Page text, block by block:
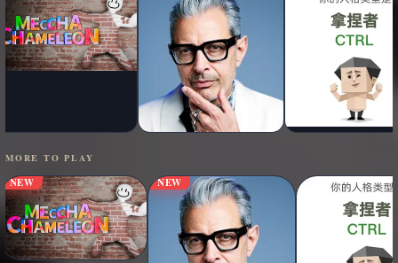
MORE TO PLAY
NEW NEW